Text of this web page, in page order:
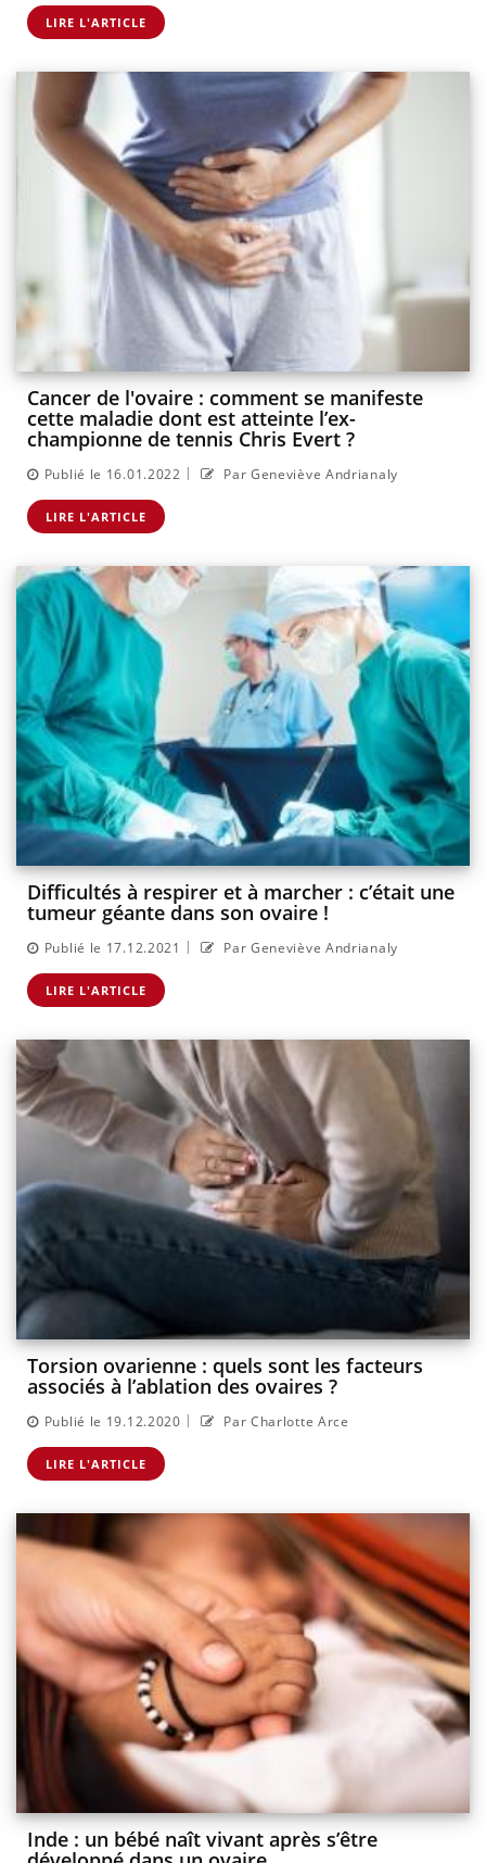
LIRE L'ARTICLE
Cancer de l'ovaire : comment se manifeste
cette maladie dont est atteinte l’ex-
championne de tennis Chris Evert ?
Publié le 16.01.2022 | Par Geneviève Andrianaly
LIRE L'ARTICLE
Difficultés à respirer et à marcher : c’était une
tumeur géante dans son ovaire !
Publié le 17.12.2021 | Par Geneviève Andrianaly
LIRE L'ARTICLE
Torsion ovarienne : quels sont les facteurs
associés à l’ablation des ovaires ?
Publié le 19.12.2020 | Par Charlotte Arce
LIRE L'ARTICLE
Inde : un bébé naît vivant après s’être